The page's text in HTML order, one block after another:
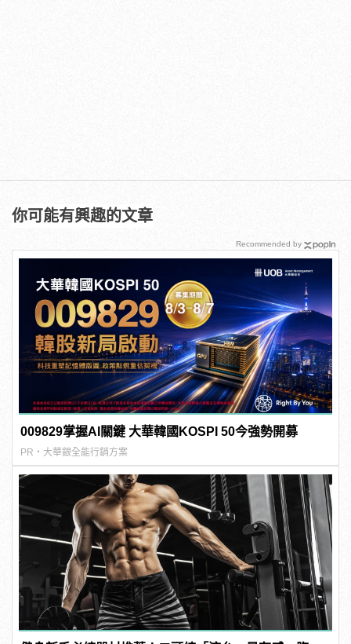
你可能有興趣的文章
009829掌握AI關鍵 大華韓國KOSPI 50今強勢開募
PR・大華銀全能行銷方案
Recommended by